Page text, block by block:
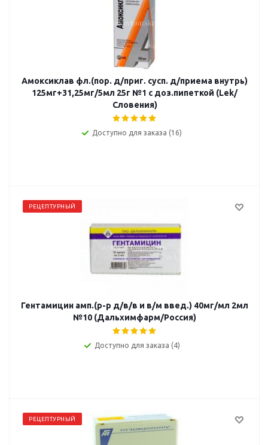
Амоксиклав фл.(пор. д/приг. сусп. д/приема внутрь)
125мг+31,25мг/5мл 25г №1 с доз.пипеткой (Lek/
Словения)
Доступно для заказа (16)
РЕЦЕПТУРНЫЙ
Гентамицин амп.(р-р д/в/в и в/м введ.) 40мг/мл 2мл
№10 (Дальхимфарм/Россия)
Доступно для заказа (4)
РЕЦЕПТУРНЫЙ